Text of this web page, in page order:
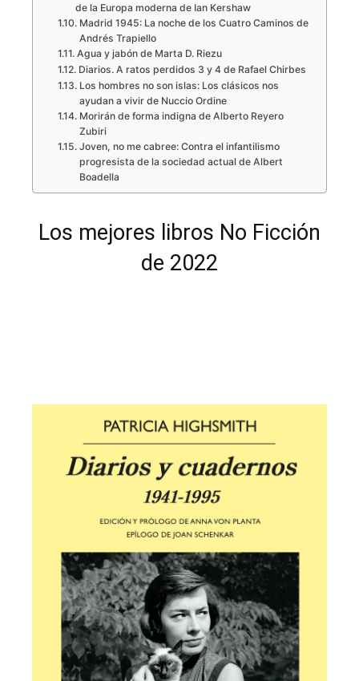
de la Europa moderna de Ian Kershaw
Madrid 1945: La noche de los Cuatro Caminos de
Andrés Trapiello
Agua y jabón de Marta D. Riezu
Diarios. A ratos perdidos 3 y 4 de Rafael Chirbes
Los hombres no son islas: Los clásicos nos
ayudan a vivir de Nuccio Ordine
Morirán de forma indigna de Alberto Reyero
Zubiri
Joven, no me cabree: Contra el infantilismo
progresista de la sociedad actual de Albert
Boadella
Los mejores libros No Ficción
de 2022